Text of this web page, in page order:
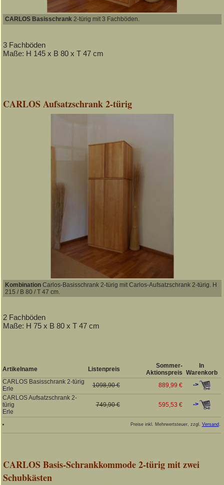
CARLOS Basisschrank2-türig mit 3 Fachböden.
3 Fachböden
Maße: H 145 x B 80 x T 47 cm
CARLOS Aufsatzschrank 2-türig
KombinationCarlos-Basisschrank 2-türig mit Carlos-Aufsatzschrank 2-türig. H
215 / B 80 / T 47 cm.
2 Fachböden
Maße: H 75 x B 80 x T 47 cm
Artikelname Listenpreis
Sommer-
Aktionspreis
In
Warenkorb
CARLOS Basisschrank 2-türig
Erle
1098,90 € 889,99 €
->
CARLOS Aufsatzschrank 2-
türig
Erle
749,90 € 595,53 € ->
Preise inkl. Mehrwertsteuer, zzgl. Versand.
CARLOS Basis-Schrankkommode 2-türig mit zwei
Schubkästen